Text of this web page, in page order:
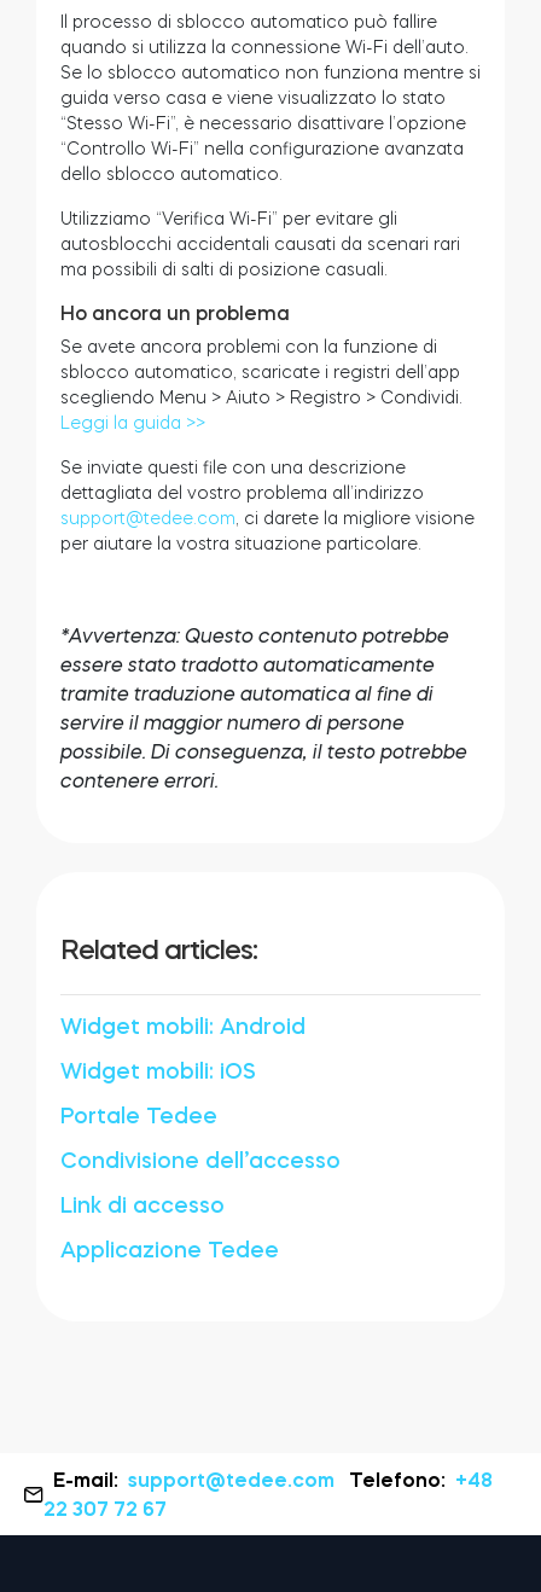
Il processo di sblocco automatico può fallire
quando si utilizza la connessione Wi-Fi dell’auto.
Se lo sblocco automatico non funziona mentre si
guida verso casa e viene visualizzato lo stato
“Stesso Wi-Fi”, è necessario disattivare l’opzione
“Controllo Wi-Fi” nella configurazione avanzata
dello sblocco automatico.
Utilizziamo “Verifica Wi-Fi” per evitare gli
autosblocchi accidentali causati da scenari rari
ma possibili di salti di posizione casuali.
Ho ancora un problema
Se avete ancora problemi con la funzione di
sblocco automatico, scaricate i registri dell’app
scegliendo Menu > Aiuto > Registro > Condividi.
Leggi la guida >>
Se inviate questi file con una descrizione
dettagliata del vostro problema all’indirizzo
support@tedee.com , ci darete la migliore visione
per aiutare la vostra situazione particolare.
*Avvertenza: Questo contenuto potrebbe
essere stato tradotto automaticamente
tramite traduzione automatica al fine di
servire il maggior numero di persone
possibile. Di conseguenza, il testo potrebbe
contenere errori.
Related articles:
Widget mobili: Android
Widget mobili: iOS
Portale Tedee
Condivisione dell’accesso
Link di accesso
Applicazione Tedee
E-mail:support@tedee.com Telefono: +48
22 307 72 67